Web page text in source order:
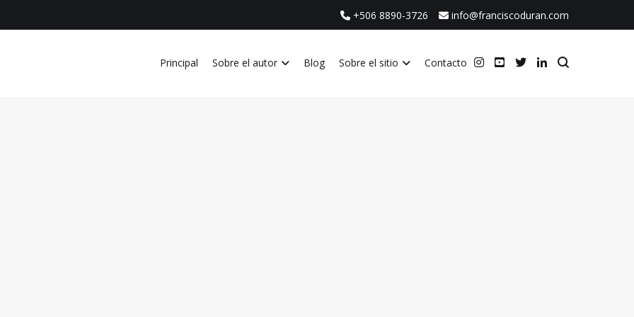
+506 8890-3726 info@franciscoduran.com
Principal Sobre el autor Blog Sobre el sitio Contacto